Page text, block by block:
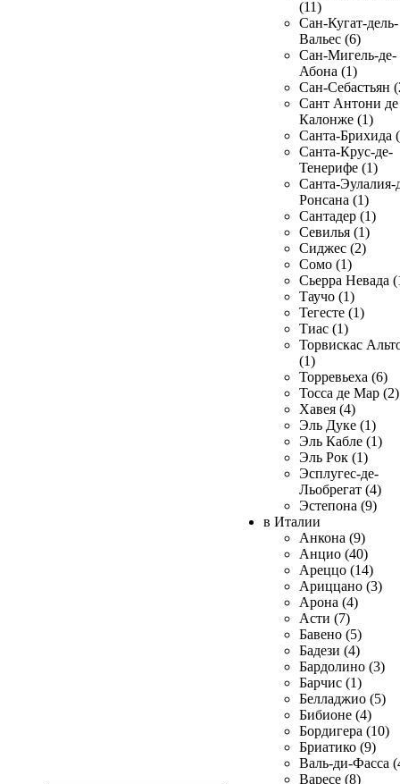
(11)
Сан-Кугат-дель-
Вальес (6)
Сан-Мигель-де-
Абона (1)
Сан-Себастьян
Сант Антони де
Калонже (1)
Санта-Брихида
Санта-Крус-де-
Тенерифе (1)
Санта-Эулалия-
Ронсана (1)
Сантадер (1)
Севилья (1)
Сиджес (2)
Сомо (1)
Сьерра Невада
Таучо (1)
Тегесте (1)
Тиас (1)
Торвискас
(1)
Торревьеха (6)
Тосса де Мар (2)
Хавея (4)
Эль Дуке (1)
Эль Кабле (1)
Эль Рок (1)
Эсплугес-де-
Льобрегат (4)
Эстепона (9)
в Италии
Анкона (9)
Анцио (40)
Ареццо (14)
Ариццано (3)
Арона (4)
Асти (7)
Бавено (5)
Бадези (4)
Бардолино (3)
Барчис (1)
Белладжио (5)
Бибионе (4)
Бордигера (10)
Бриатико (9)
Валь-ди-Фасса
Варесе (8)